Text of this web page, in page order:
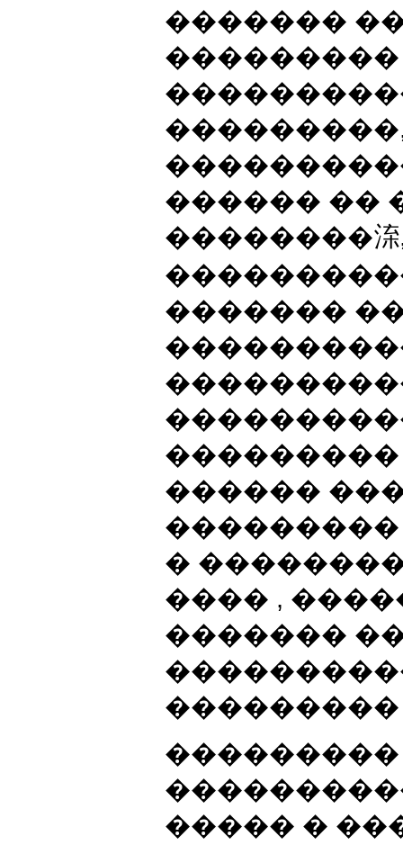
�������
������ ��
��������㳿,
�������
������
�
���� ,
�������
���������
���������
����� �